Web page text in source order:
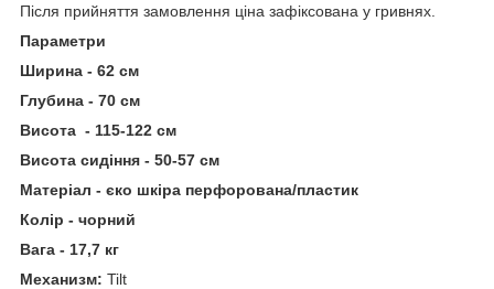
Після прийняття замовлення ціна зафіксована у гривнях.
Параметри
Ширина - 62 см
Глубина - 70 см
Висота - 115-122 см
Висота сидіння - 50-57 см
Матеріал - єко шкіра перфорована/пластик
Колір - чорний
Вага - 17,7 кг
Механизм: Tilt